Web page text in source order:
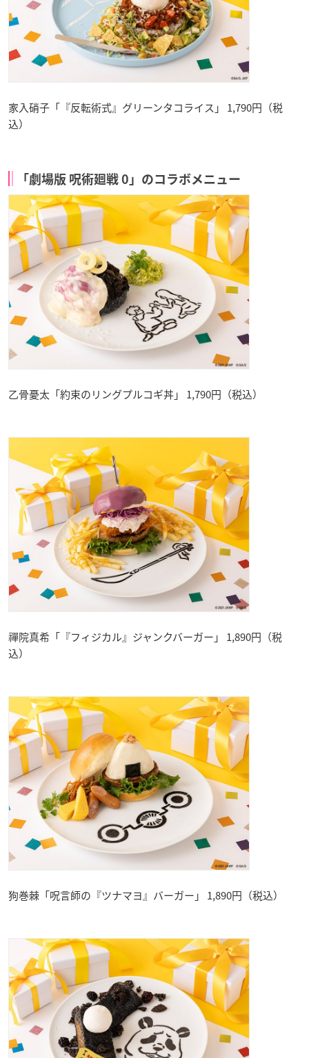
家入硝子「『反転術式』グリーンタコライス」 1,790円（税
込）
「劇場版 呪術廻戦 0」のコラボメニュー
乙骨憂太「約束のリングプルコギ丼」 1,790円（税込）
禪院真希「『フィジカル』ジャンクバーガー」 1,890円（税
込）
狗巻棘「呪言師の『ツナマヨ』バーガー」 1,890円（税込）